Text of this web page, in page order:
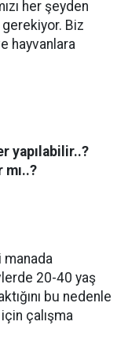
her şeyden
Biz
hayvanlara
yapılabilir..?
mı..?
manada
20-40 yaş
bu nedenle
çalışma